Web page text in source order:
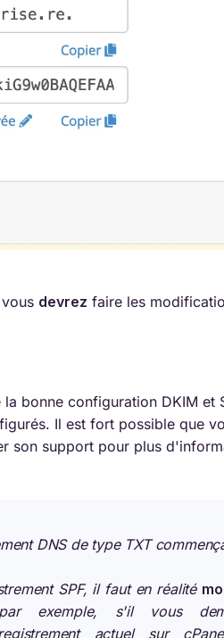
devrez faire les
bonne configuration DKIM et
Il est fort possible que
son support pour plus
DNS de type TXT
SPF, il faut en réalité
exemple, s'il vous
actuel sur